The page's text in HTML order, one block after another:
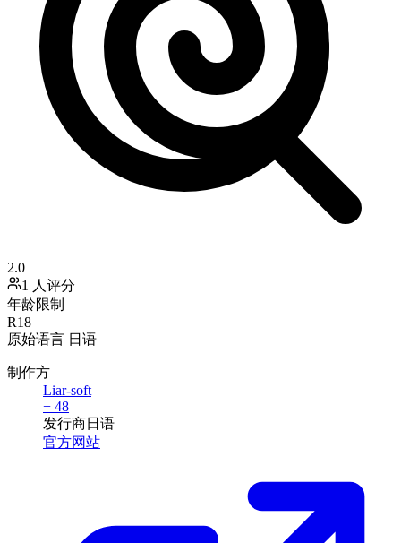
2.0
1 人评分
年龄限制
R18
原始语言 日语
制作方
Liar-soft
+ 48
发行商日语
官方网站